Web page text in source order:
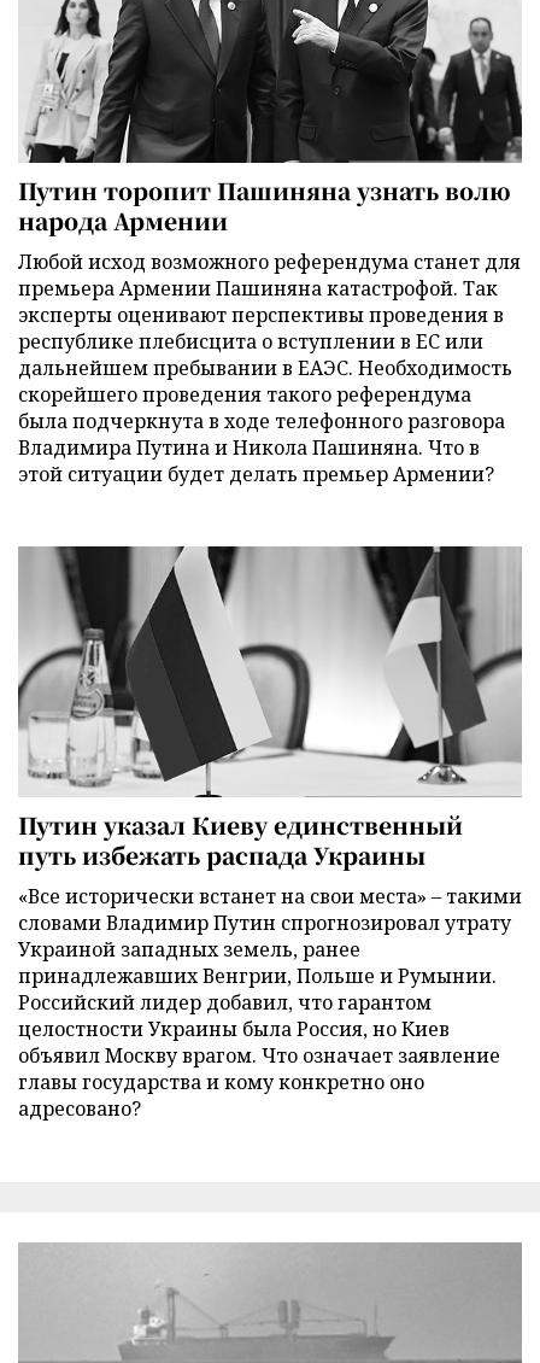
Путин торопит Пашиняна узнать волю
народа Армении
Любой исход возможного референдума станет для
премьера Армении Пашиняна катастрофой. Так
эксперты оценивают перспективы проведения в
республике плебисцита о вступлении в ЕС или
дальнейшем пребывании в ЕАЭС. Необходимость
скорейшего проведения такого референдума
была подчеркнута в ходе телефонного разговора
Владимира Путина и Никола Пашиняна. Что в
этой ситуации будет делать премьер Армении?
Путин указал Киеву единственный
путь избежать распада Украины
«Все исторически встанет на свои места» – такими
словами Владимир Путин спрогнозировал утрату
Украиной западных земель, ранее
принадлежавших Венгрии, Польше и Румынии.
Российский лидер добавил, что гарантом
целостности Украины была Россия, но Киев
объявил Москву врагом. Что означает заявление
главы государства и кому конкретно оно
адресовано?